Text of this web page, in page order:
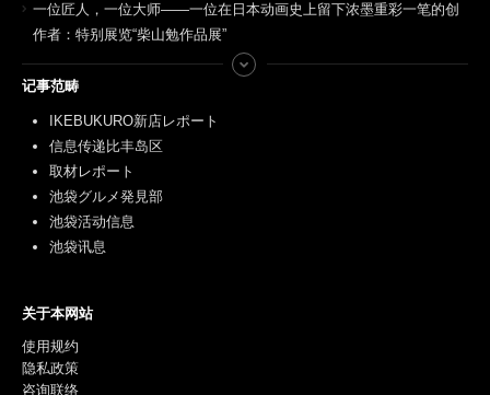
一位匠人，一位大师——一位在日本动画史上留下浓墨重彩一笔的创
作者：特别展览“柴山勉作品展”
记事范畴
IKEBUKURO新店レポート
信息传递比丰岛区
取材レポート
池袋グルメ発見部
池袋活动信息
池袋讯息
关于本网站
使用规约
隐私政策
咨询联络